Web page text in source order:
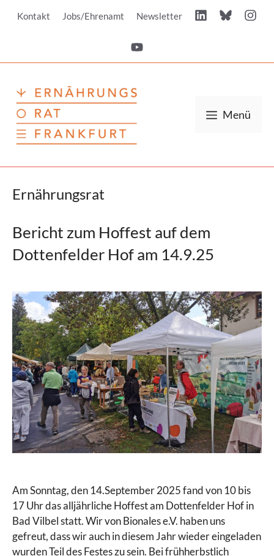
InhaltKontakt Jobs/Ehrenamt Newsletter
Menü
Ernährungsrat
Bericht zum Hoffest auf dem
Dottenfelder Hof am 14.9.25
Am Sonntag, den 14.September 2025 fand von 10 bis
17 Uhr das alljährliche Hoffest am Dottenfelder Hof in
Bad Vilbel statt. Wir von Bionales e.V. haben uns
gefreut, dass wir auch in diesem Jahr wieder eingeladen
wurden Teil des Festes zu sein. Bei frühherbstlich